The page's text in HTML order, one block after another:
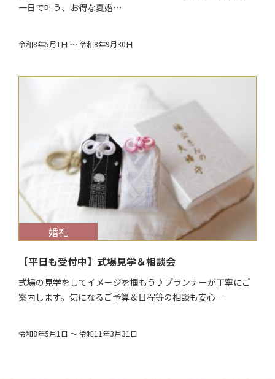
一日で叶う、お得な夏婚…
令和8年5月1日 ～ 令和8年9月30日
$target_date
婚礼
【平日も受付中】式場見学＆相談会
式場の見学をしてイメージを掴もう♪プランナーが丁寧にご
案内します。気になるご予算＆日程等の相談も安心…
令和8年5月1日 ～ 令和11年3月31日